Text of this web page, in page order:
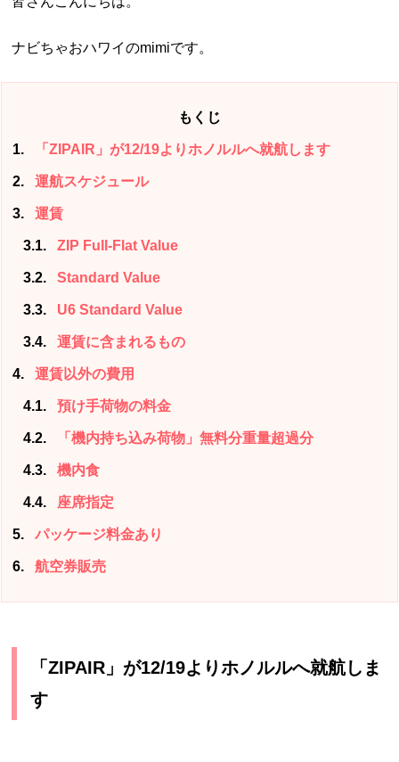
ナビちゃおハワイのmimiです。
もくじ
1 「ZIPAIR」が12/19よりホノルルへ就航します
2 運航スケジュール
3 運賃
3.1 ZIP Full-Flat Value
3.2 Standard Value
3.3 U6 Standard Value
3.4 運賃に含まれるもの
4 運賃以外の費用
4.1 預け手荷物の料金
4.2 「機内持ち込み荷物」無料分重量超過分
4.3 機内食
4.4 座席指定
5 パッケージ料金あり
6 航空券販売
「ZIPAIR」が12/19よりホノルルへ就航しま
す